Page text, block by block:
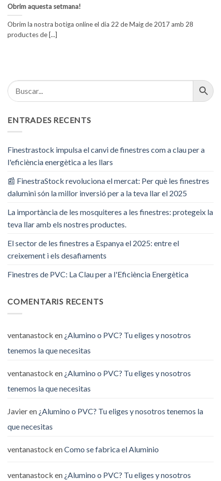
Obrim aquesta setmana!
Obrim la nostra botiga online el dia 22 de Maig de 2017 amb 28
productes de [...]
ENTRADES RECENTS
Finestrastock impulsa el canvi de finestres com a clau per a
l'eficiència energètica a les llars
📰 FinestraStock revoluciona el mercat: Per què les finestres
dalumini són la millor inversió per a la teva llar el 2025
La importància de les mosquiteres a les finestres: protegeix la
teva llar amb els nostres productes.
El sector de les finestres a Espanya el 2025: entre el
creixement i els desafiaments
Finestres de PVC: La Clau per a l'Eficiència Energètica
COMENTARIS RECENTS
ventanastock en ¿Alumino o PVC? Tu eliges y nosotros
tenemos la que necesitas
ventanastock en ¿Alumino o PVC? Tu eliges y nosotros
tenemos la que necesitas
Javieren ¿Alumino o PVC? Tu eliges y nosotros tenemos la
que necesitas
ventanastock enComo se fabrica el Aluminio
ventanastock en ¿Alumino o PVC? Tu eliges y nosotros